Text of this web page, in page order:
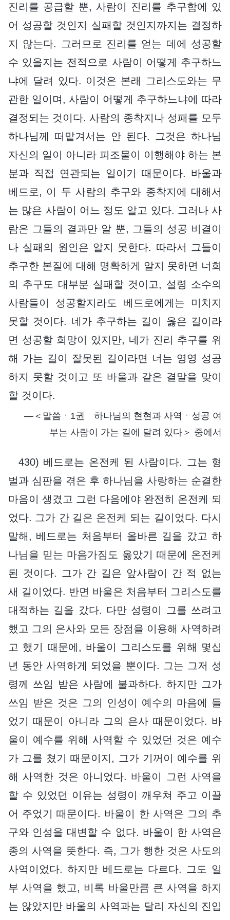
진리를 공급할 뿐, 사람이 진리를 추구함에 있
어 성공할 것인지 실패할 것인지까지는 결정하
지 않는다. 그러므로 진리를 얻는 데에 성공할
수 있을지는 전적으로 사람이 어떻게 추구하느
냐에 달려 있다. 이것은 본래 그리스도와는 무
관한 일이며, 사람이 어떻게 추구하느냐에 따라
결정되는 것이다. 사람의 종착지나 성패를 모두
하나님께 떠맡겨서는 안 된다. 그것은 하나님
자신의 일이 아니라 피조물이 이행해야 하는 본
분과 직접 연관되는 일이기 때문이다. 바울과
베드로, 이 두 사람의 추구와 종착지에 대해서
는 많은 사람이 어느 정도 알고 있다. 그러나 사
람은 그들의 결과만 알 뿐, 그들의 성공 비결이
나 실패의 원인은 알지 못한다. 따라서 그들이
추구한 본질에 대해 명확하게 알지 못하면 너희
의 추구도 대부분 실패할 것이고, 설령 소수의
사람들이 성공할지라도 베드로에게는 미치지
못할 것이다. 네가 추구하는 길이 옳은 길이라
면 성공할 희망이 있지만, 네가 진리 추구를 위
해 가는 길이 잘못된 길이라면 너는 영영 성공
하지 못할 것이고 또 바울과 같은 결말을 맞이
할 것이다.
―＜말씀ㆍ1권 하나님의 현현과 사역ㆍ성공 여
부는 사람이 가는 길에 달려 있다＞ 중에서
430) 베드로는 온전케 된 사람이다. 그는 형
벌과 심판을 겪은 후 하나님을 사랑하는 순결한
마음이 생겼고 그런 다음에야 완전히 온전케 되
었다. 그가 간 길은 온전케 되는 길이었다. 다시
말해, 베드로는 처음부터 올바른 길을 갔고 하
나님을 믿는 마음가짐도 옳았기 때문에 온전케
된 것이다. 그가 간 길은 앞사람이 간 적 없는
새 길이었다. 반면 바울은 처음부터 그리스도를
대적하는 길을 갔다. 다만 성령이 그를 쓰려고
했고 그의 은사와 모든 장점을 이용해 사역하려
고 했기 때문에, 바울이 그리스도를 위해 몇십
년 동안 사역하게 되었을 뿐이다. 그는 그저 성
령께 쓰임 받은 사람에 불과하다. 하지만 그가
쓰임 받은 것은 그의 인성이 예수의 마음에 들
었기 때문이 아니라 그의 은사 때문이었다. 바
울이 예수를 위해 사역할 수 있었던 것은 예수
가 그를 쳤기 때문이지, 그가 기꺼이 예수를 위
해 사역한 것은 아니었다. 바울이 그런 사역을
할 수 있었던 이유는 성령이 깨우쳐 주고 이끌
어 주었기 때문이다. 바울이 한 사역은 그의 추
구와 인성을 대변할 수 없다. 바울이 한 사역은
종의 사역을 뜻한다. 즉, 그가 행한 것은 사도의
사역이었다. 하지만 베드로는 다르다. 그도 일
부 사역을 했고, 비록 바울만큼 큰 사역을 하지
는 않았지만 바울의 사역과는 달리 자신의 진입